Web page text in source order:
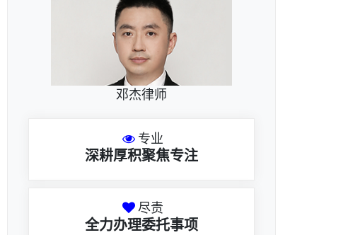
邓杰律师
专业
深耕厚积聚焦专注
尽责
全力办理委托事项